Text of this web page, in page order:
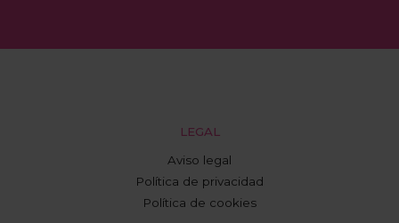
LEGAL
Aviso legal
Política de privacidad
Política de cookies